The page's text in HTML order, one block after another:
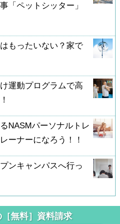
「ペットシッター」
もったいない？家で
運動プログラムで高
NASMパーソナルトレ
ーナーになろう！！
ンキャンパスへ行っ
無料］資料請求